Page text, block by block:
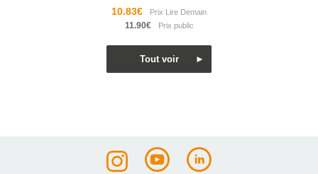
10.83€
11.90€